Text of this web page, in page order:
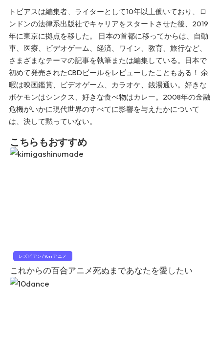
トビアスは編集者、ライターとして10年以上働いており、ロ
ンドンの法律系出版社でキャリアをスタートさせた後、2019
年に東京に拠点を移した。 日本の首都に移ってからは、自動
車、医療、ビデオゲーム、経済、ワイン、教育、旅行など、
さまざまなテーマの記事を執筆または編集している。日本で
初めて発売されたCBDビールをレビューしたこともある！ 余
暇は映画鑑賞、ビデオゲーム、カラオケ、銭湯通い。好きな
ポケモンはシンクス、好きな食べ物はカレー。2008年の金融
危機がいかに現代世界のすべてに影響を与えたかについて
は、決して黙っていない。
こちらもおすすめ
レズビアン/Yuriアニメ
これからの百合アニメ死ぬまであなたを愛したい